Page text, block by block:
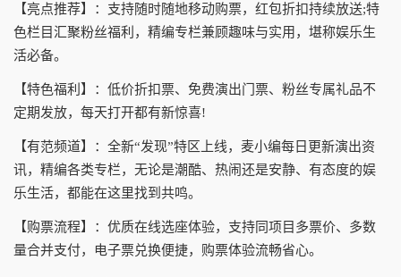
【亮点推荐】：支持随时随地移动购票，红包折扣持续放送;特
色栏目汇聚粉丝福利，精编专栏兼顾趣味与实用，堪称娱乐生
活必备。
【特色福利】：低价折扣票、免费演出门票、粉丝专属礼品不
定期发放，每天打开都有新惊喜!
【有范频道】：全新“发现”特区上线，麦小编每日更新演出资
讯，精编各类专栏，无论是潮酷、热闹还是安静、有态度的娱
乐生活，都能在这里找到共鸣。
【购票流程】：优质在线选座体验，支持同项目多票价、多数
量合并支付，电子票兑换便捷，购票体验流畅省心。